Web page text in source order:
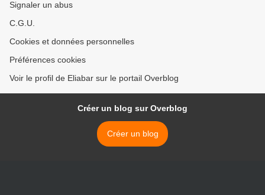
Signaler un abus
C.G.U.
Cookies et données personnelles
Préférences cookies
Voir le profil de Eliabar sur le portail Overblog
Créer un blog sur Overblog
Créer un blog